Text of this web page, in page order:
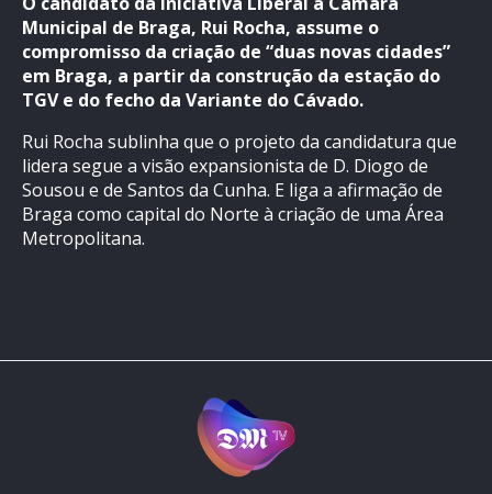
Municipal de Braga, Rui Rocha, assume o
compromisso da criação de “duas novas cidades”
em Braga, a partir da construção da estação do
TGV e do fecho da Variante do Cávado.
Rui Rocha sublinha que o projeto da candidatura que
lidera segue a visão expansionista de D. Diogo de
Sousou e de Santos da Cunha. E liga a afirmação de
Braga como capital do Norte à criação de uma Área
Metropolitana.